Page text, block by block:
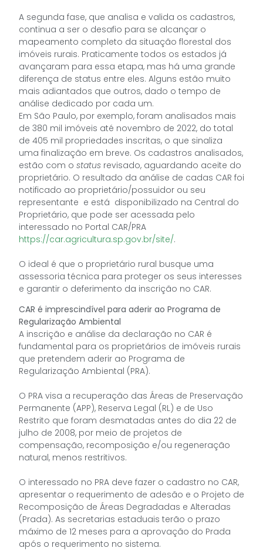
A segunda fase, que analisa e valida os cadastros,
continua a ser o desafio para se alcançar o
mapeamento completo da situação florestal dos
imóveis rurais. Praticamente todos os estados já
avançaram para essa etapa, mas há uma grande
diferença de status entre eles. Alguns estão muito
mais adiantados que outros, dado o tempo de
análise dedicado por cada um.
Em São Paulo, por exemplo, foram analisados mais
de 380 mil imóveis até novembro de 2022, do total
de 405 mil propriedades inscritas, o que sinaliza
uma finalização em breve. Os cadastros analisados,
estão com o status revisado, aguardando aceite do
proprietário. O resultado da análise de cadas CAR foi
notificado ao proprietário/possuidor ou seu
representante e está disponibilizado na Central do
Proprietário, que pode ser acessada pelo
interessado no Portal CAR/PRA
https://car.agricultura.sp.gov.br/site/.
O ideal é que o proprietário rural busque uma
assessoria técnica para proteger os seus interesses
e garantir o deferimento da inscrição no CAR.
CAR é imprescindível para aderir ao Programa de
Regularização Ambiental
A inscrição e análise da declaração no CAR é
fundamental para os proprietários de imóveis rurais
que pretendem aderir ao Programa de
Regularização Ambiental (PRA).
O PRA visa a recuperação das Áreas de Preservação
Permanente (APP), Reserva Legal (RL) e de Uso
Restrito que foram desmatadas antes do dia 22 de
julho de 2008, por meio de projetos de
compensação, recomposição e/ou regeneração
natural, menos restritivos.
O interessado no PRA deve fazer o cadastro no CAR,
apresentar o requerimento de adesão e o Projeto de
Recomposição de Áreas Degradadas e Alteradas
(Prada). As secretarias estaduais terão o prazo
máximo de 12 meses para a aprovação do Prada
após o requerimento no sistema.